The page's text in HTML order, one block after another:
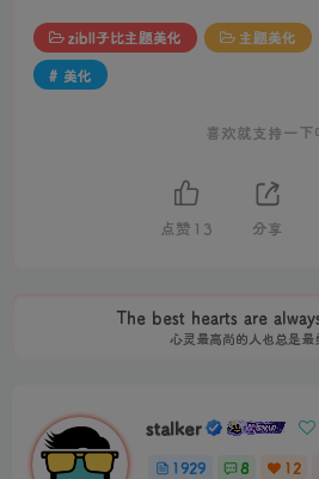
zibll子比主题美化
主题美化
# 美化
喜欢就支持一下
点赞 13 分享
The best hearts are
心灵最高尚的人也总是最
stalker
1929 8 12